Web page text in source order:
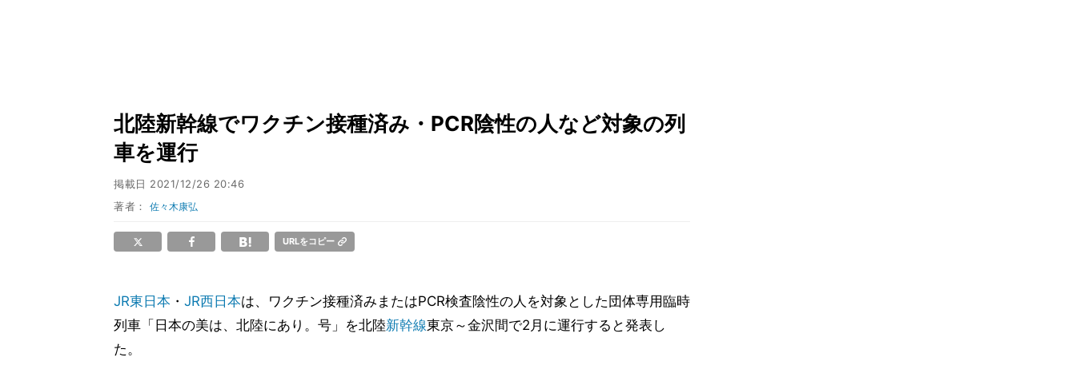
北陸新幹線でワクチン接種済み・PCR陰性の人など対象の列
車を運行
掲載日 2021/12/26 20:46
著者：佐々木康弘
URLをコピー
JR東日本 ・ JR西日本は、ワクチン接種済みまたはPCR検査陰性の人を対象とした団体専用臨時
列車「日本の美は、北陸にあり。号」を北陸新幹線東京～金沢間で2月に運行すると発表し
た。